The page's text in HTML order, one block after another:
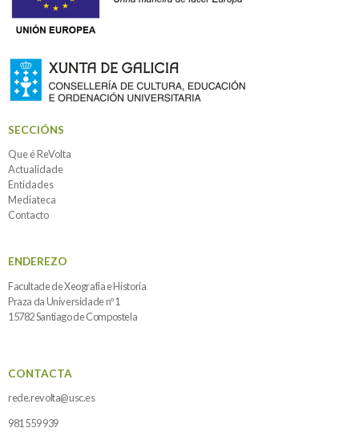
SECCIÓNS
Que é ReVolta
Actualidade
Entidades
Mediateca
Contacto
ENDEREZO
Facultade de Xeografía e Historia
Praza da Universidade nº 1
15782 Santiago de Compostela
CONTACTA
rede.revolta@usc.es
981 559 939